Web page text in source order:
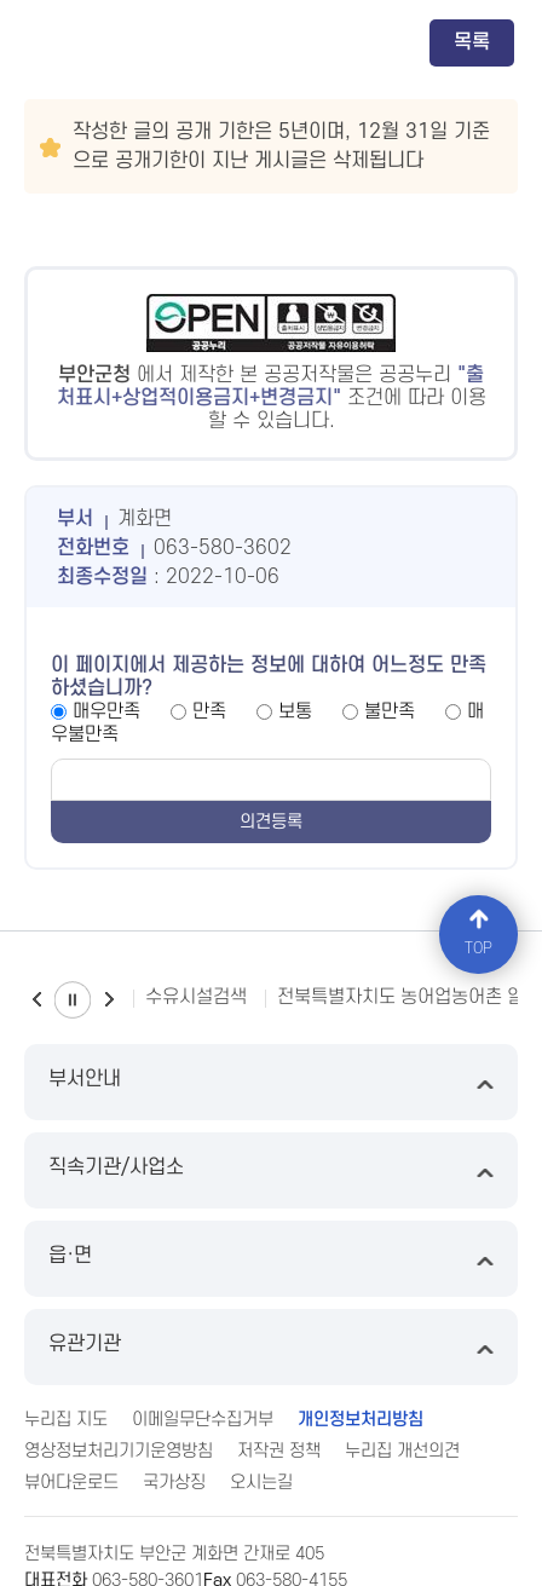
목록
작성한 글의 공개 기한은 5년이며, 12월 31일 기준
으로 공개기한이 지난 게시글은 삭제됩니다
부안군청 에서 제작한 본 공공저작물은 공공누리
출
처표시+상업적이용금지+변경금지
조건에 따라 이용
할 수 있습니다.
부서
계화면
전화번호
063-580-3602
최종수정일 : 2022-10-06
이 페이지에서 제공하는 정보에 대하여 어느정도 만족
하셨습니까?
매우만족
만족 보통 불만족
매
우불만족
수유시설검색 전북특별자치도 농어업농어촌 일
부서안내
직속기관/사업소
읍·면
유관기관
누리집 지도 이메일무단수집거부
개인정보처리방침
영상정보처리기기운영방침
저작권 정책
누리집 개선의견
뷰어다운로드
국가상징 오시는길
전북특별자치도 부안군 계화면 간재로 405
대표전화063-580-3601 Fax 063-580-4155
TOP